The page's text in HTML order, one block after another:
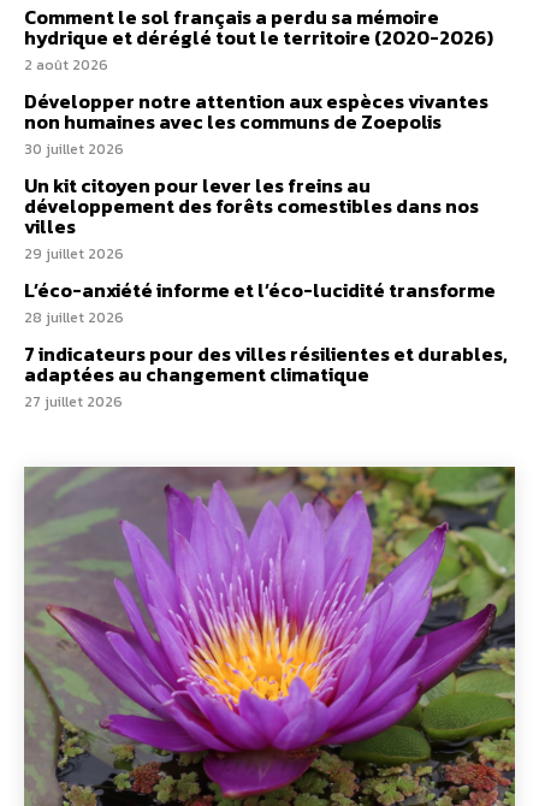
Comment le sol français a perdu sa mémoire
hydrique et déréglé tout le territoire (2020-2026)
2 août 2026
Développer notre attention aux espèces vivantes
non humaines avec les communs de Zoepolis
30 juillet 2026
Un kit citoyen pour lever les freins au
développement des forêts comestibles dans nos
villes
29 juillet 2026
L’éco-anxiété informe et l’éco-lucidité transforme
28 juillet 2026
7 indicateurs pour des villes résilientes et durables,
adaptées au changement climatique
27 juillet 2026